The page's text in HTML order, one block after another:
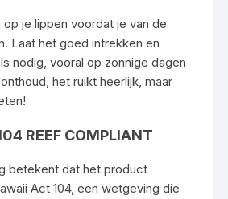
op je lippen voordat je van de
Laat het goed intrekken en
nodig, vooral op zonnige dagen
het ruikt heerlijk, maar
REEF COMPLIANT
betekent dat het product
Act 104, een wetgeving die